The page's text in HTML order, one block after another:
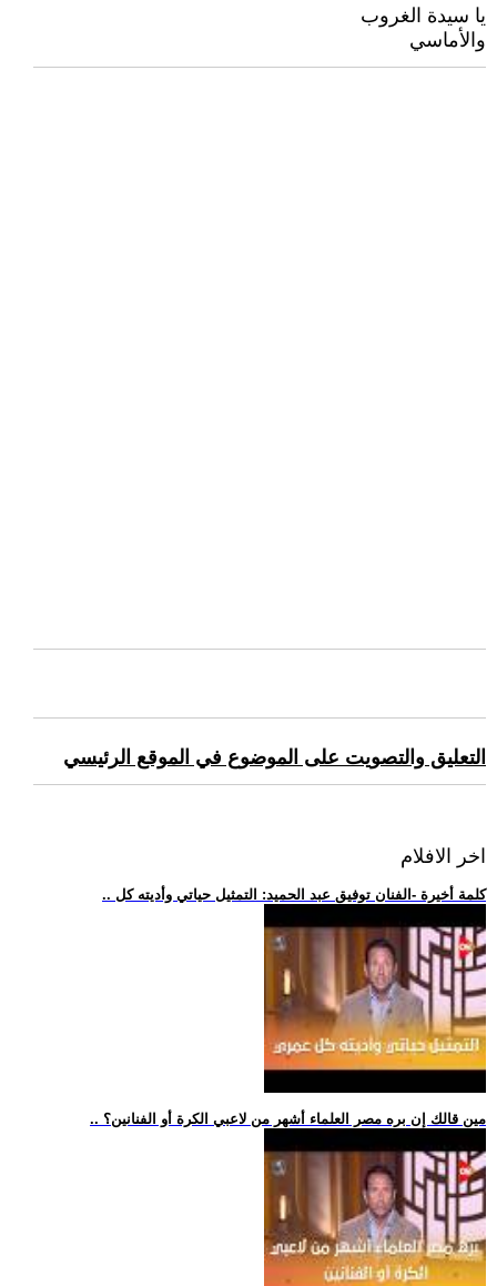
يا سيدة الغروب
والأماسي
التعليق والتصويت على الموضوع في الموقع الرئيسي
اخر الافلام
.. كلمة أخيرة -الفنان توفيق عبد الحميد: التمثيل حياتي وأديته كل
.. مين قالك إن بره مصر العلماء أشهر من لاعبي الكرة أو الفنانين؟